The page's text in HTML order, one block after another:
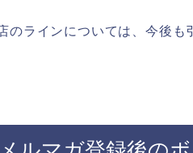
のラインについては、今後も